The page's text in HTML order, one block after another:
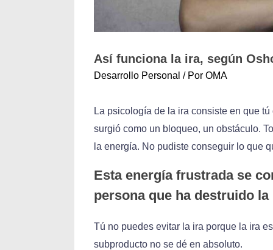
Así funciona la ira, según
Desarrollo Personal / Por OMA
La psicología de la ira consiste en que
surgió como un bloqueo, un obstáculo.
la energía. No pudiste conseguir lo que
Esta energía frustrada se
persona que ha destruido
Tú no puedes evitar la ira porque la ira
subproducto no se dé en absoluto.